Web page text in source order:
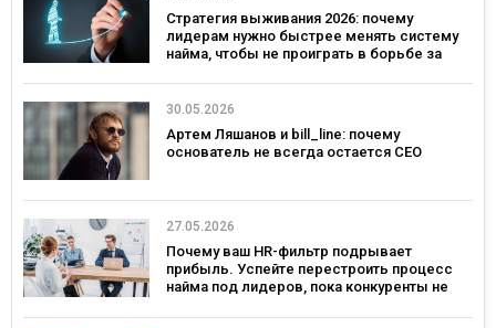
Стратегия выживания 2026: почему
лидерам нужно быстрее менять систему
найма, чтобы не проиграть в борьбе за
30.05.2026
Артем Ляшанов и bill_line: почему
основатель не всегда остается СЕО
27.05.2026
Почему ваш HR-фильтр подрывает
прибыль. Успейте перестроить процесс
найма под лидеров, пока конкуренты не